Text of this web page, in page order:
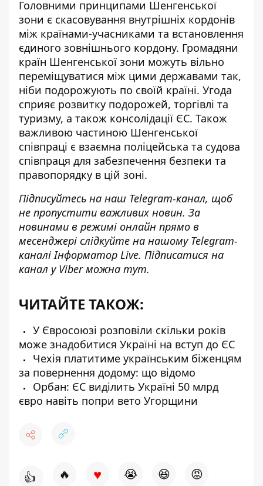
Головними принципами Шенгенської
зони є скасовування внутрішніх кордонів
між країнами-учасниками та встановлення
єдиного зовнішнього кордону. Громадяни
країн Шенгенської зони можуть вільно
переміщуватися між цими державами так,
ніби подорожують по своїй країні. Угода
сприяє розвитку подорожей, торгівлі та
туризму, а також консолідації ЄС. Також
важливою частиною Шенгенської
співпраці є взаємна поліцейська та судова
співпраця для забезпечення безпеки та
правопорядку в цій зоні.
Підписуйтесь на наш Telegram-канал, щоб
не пропустити важливих новин. За
новинами в режимі онлайн прямо в
месенджері слідкуйте на нашому Telegram-
каналіІнформатор Live. Підписатися на
канал у Viber можна тут.
ЧИТАЙТЕ ТАКОЖ:
У Євросоюзі розповіли скільки років
може знадобитися Україні на вступ до ЄС
Чехія платитиме українським біженцям
за повернення додому: що відомо
Орбан: ЄС виділить Україні 50 млрд
євро навіть попри вето Угорщини
👍 🔥 ♥ 😭 😆 😡